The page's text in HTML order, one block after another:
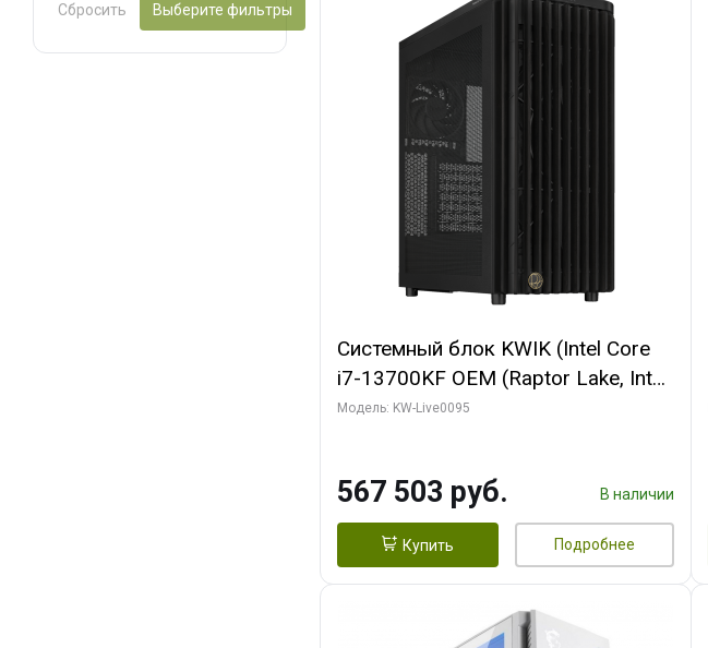
Сбросить Выберите фильтры
Системный блок KWIK (Intel Core
i7-13700KF OEM (Raptor Lake, Intel
7, C16 8EC/8PC/ 32 ГБ ОЗУ (2
Turbo/ 512 ГБ SSD)
Модель: KW-Live0095
567 503 руб. В наличии
Купить Подробнее